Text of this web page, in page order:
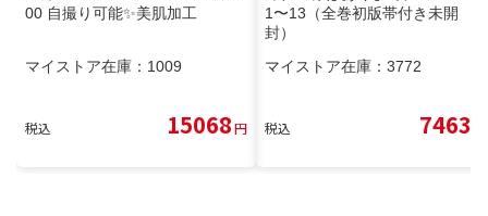
00 自撮り可能✨美肌加工
マイストア在庫： 1009
税込 15068円
1〜13（全巻初版帯付き未開
封）
マイストア在庫： 3772
税込 7463